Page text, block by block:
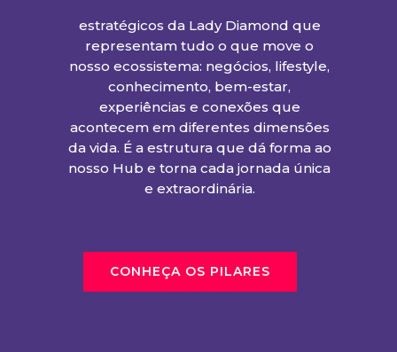
estratégicos da Lady Diamond que
representam tudo o que move o
nosso ecossistema: negócios, lifestyle,
conhecimento, bem-estar,
experiências e conexões que
acontecem em diferentes dimensões
da vida. É a estrutura que dá forma ao
nosso Hub e torna cada jornada única
e extraordinária.
CONHEÇA OS PILARES